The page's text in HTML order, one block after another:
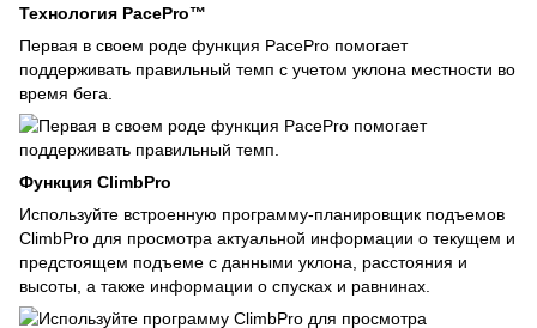
Технология PacePro™
Первая в своем роде функция PacePro помогает
поддерживать правильный темп с учетом уклона местности во
время бега.
Функция ClimbPro
Используйте встроенную программу-планировщик подъемов
ClimbPro для просмотра актуальной информации о текущем и
предстоящем подъеме с данными уклона, расстояния и
высоты, а также информации о спусках и равнинах.